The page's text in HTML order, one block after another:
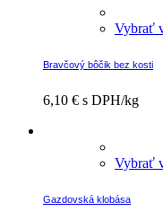
Vybrať
Bravčový bôčik bez kosti
6,10 € s DPH/kg
Vybrať
Gazdovská klobása